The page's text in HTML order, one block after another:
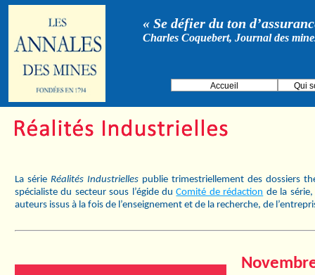
« Se défier du ton
Charles Coquebert, Journal des
Accueil Qui
La série Réalités Industrielles publie trimestriellement des dossiers
spécialiste du secteur sous l’égide duComité de rédaction de la
auteurs issus à la fois de l’enseignement et de la recherche, de